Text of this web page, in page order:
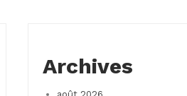
Archives